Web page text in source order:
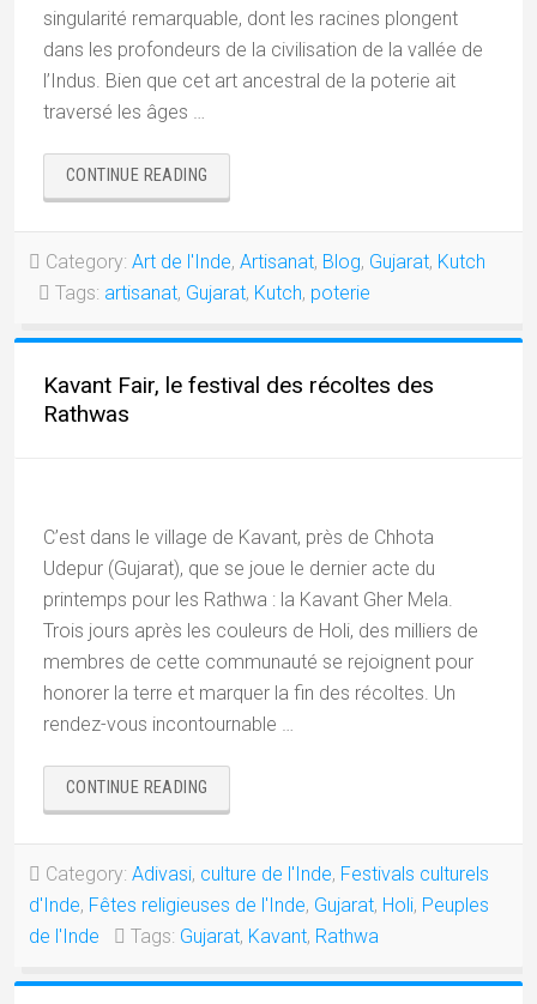
singularité remarquable, dont les racines plongent
dans les profondeurs de la civilisation de la vallée de
l’Indus. Bien que cet art ancestral de la poterie ait
traversé les âges …
CONTINUE READING
LA
LA
VALLÉE
L’INDUS »
Category: Art de l'Inde, Artisanat, Blog, Gujarat, Kutch
Tags: artisanat, Gujarat, Kutch, poterie
Kavant Fair, le festival des récoltes des
Rathwas
C’est dans le village de Kavant, près de Chhota
Udepur (Gujarat), que se joue le dernier acte du
printemps pour les Rathwa : la Kavant Gher Mela.
Trois jours après les couleurs de Holi, des milliers de
membres de cette communauté se rejoignent pour
honorer la terre et marquer la fin des récoltes. Un
rendez-vous incontournable …
CONTINUE READING
FAIR,
DES
RÉCOLTES
DES
Category: Adivasi, culture de l'Inde, Festivals culturels
d'Inde, Fêtes religieuses de l'Inde, Gujarat, Holi, Peuples
de l'Inde
Tags: Gujarat, Kavant, Rathwa